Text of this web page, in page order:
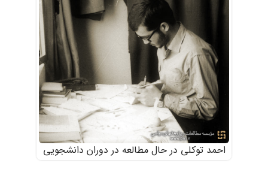
احمد توکلی در حال مطالعه در دوران دانشجویی